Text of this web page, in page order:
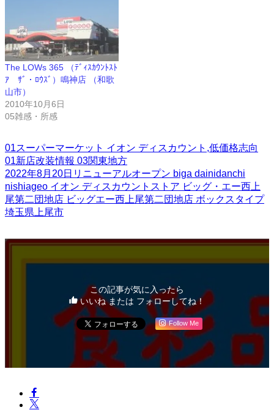
The LOWs 365 （ﾃﾞｨｽｶｳﾝﾄｽﾄ
ｱ ｻﾞ・ﾛｳｽﾞ）鳴神店 （和歌
山市）
2010年10月6日
05雑感・所感
01スーパーマーケット イオン ディスカウント,低価格志向
01新店改装情報 03関東地方
2022年8月20日リニューアルオープン biga dainidanchi
nishiageo イオン ディスカウントストア ビッグ・エー西上
尾第二団地店 ビッグエー西上尾第二団地店 ボックスタイプ
埼玉県上尾市
この記事が気に入ったら
いいね または フォローしてね！
Follow Me